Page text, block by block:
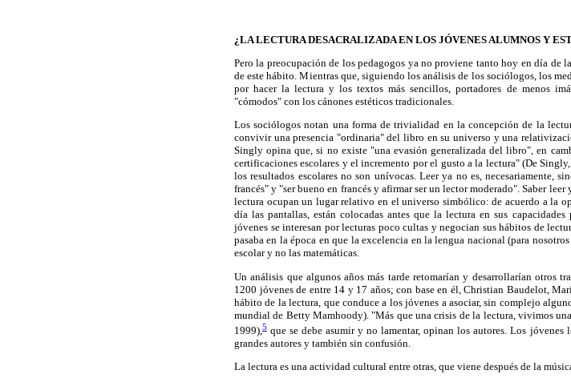
¿LA LECTURA DESACRALIZADA EN LOS JÓVENES ALUMNOS Y
Pero la preocupación de los pedagogos ya no proviene tanto hoy en día de
de este hábito. Mientras que, siguiendo los análisis de los sociólogos, los
por hacer la lectura y los textos más sencillos, portadores de menos
"cómodos" con los cánones estéticos tradicionales.
Los sociólogos notan una forma de trivialidad en la concepción de la
convivir una presencia "ordinaria" del libro en su universo y una
Singly opina que, si no existe "una evasión generalizada del libro", en
certificaciones escolares y el incremento por el gusto a la lectura" (De
los resultados escolares no son unívocas. Leer ya no es, necesariamente,
francés" y "ser bueno en francés y afirmar ser un lector moderado". Saber
lectura ocupan un lugar relativo en el universo simbólico: de acuerdo a la
día las pantallas, están colocadas antes que la lectura en sus
jóvenes se interesan por lecturas poco cultas y negocian sus hábitos de
pasaba en la época en que la excelencia en la lengua nacional (para
escolar y no las matemáticas.
Un análisis que algunos años más tarde retomarían y desarrollarían otros
1200 jóvenes de entre 14 y 17 años; con base en él, Christian Baudelot,
hábito de la lectura, que conduce a los jóvenes a asociar, sin complejo
mundial de Betty Mamhoody). "Más que una crisis de la lectura, vivimos
1999), 5 que se debe asumir y no lamentar, opinan los autores. Los
grandes autores y también sin confusión.
La lectura es una actividad cultural entre otras, que viene después de la